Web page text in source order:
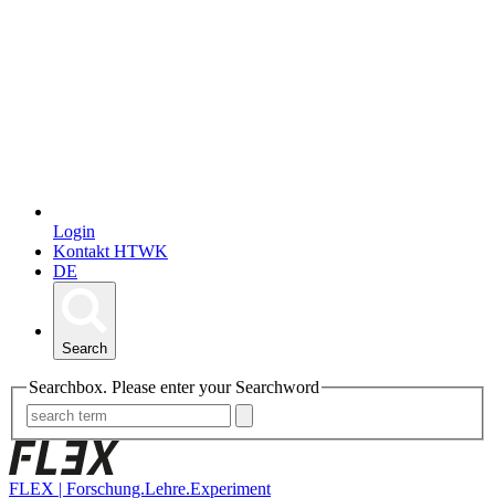
Login
Kontakt HTWK
DE
Search
Searchbox. Please enter your Searchword
FLEX | Forschung.Lehre.Experiment